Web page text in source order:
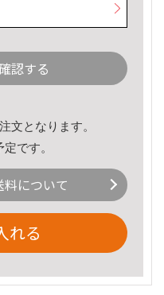
認する
文となります。
です。
について
れる